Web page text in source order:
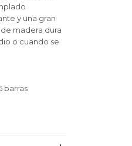
y una gran
madera dura
o cuando se
barras